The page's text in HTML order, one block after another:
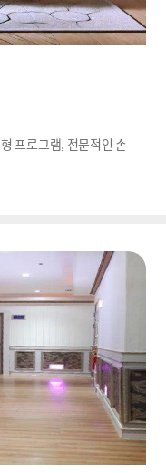
프로그램, 전문적인 손